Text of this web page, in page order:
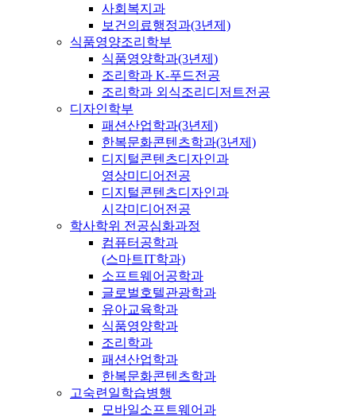
사회복지과
보건의료행정과(3년제)
식품영양조리학부
식품영양학과(3년제)
조리학과 K-푸드전공
조리학과 외식조리디저트전공
디자인학부
패션산업학과(3년제)
한복문화콘텐츠학과(3년제)
디지털콘텐츠디자인과
영상미디어전공
디지털콘텐츠디자인과
시각미디어전공
학사학위 전공심화과정
컴퓨터공학과
(스마트IT학과)
소프트웨어공학과
글로벌호텔관광학과
유아교육학과
식품영양학과
조리학과
패션산업학과
한복문화콘텐츠학과
고숙련일학습병행
모바일소프트웨어과